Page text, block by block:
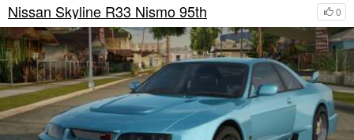
0
Nissan Skyline R33 Nismo 95th